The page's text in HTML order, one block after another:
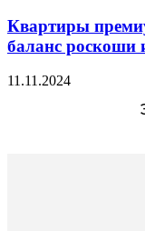
Квартиры
баланс роскоши
11.11.2024